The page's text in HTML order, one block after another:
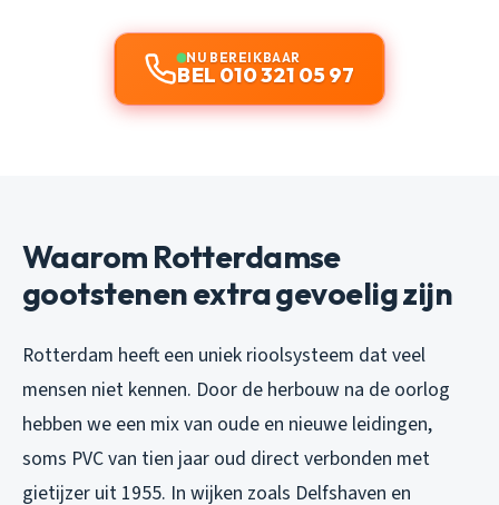
NU BEREIKBAAR
BEL 010 321 05 97
Waarom Rotterdamse
gootstenen extra gevoelig zijn
Rotterdam heeft een uniek rioolsysteem dat veel
mensen niet kennen. Door de herbouw na de oorlog
hebben we een mix van oude en nieuwe leidingen,
soms PVC van tien jaar oud direct verbonden met
gietijzer uit 1955. In wijken zoals Delfshaven en